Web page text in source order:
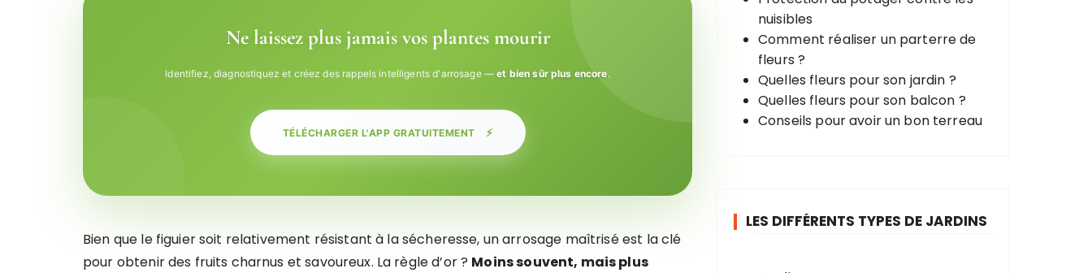
Ne laissez plus jamais vos plantes mourir
Identifiez, diagnostiquez et créez des rappels intelligents d'arrosage —et bien sûr plus encore.
TÉLÉCHARGER L'APP GRATUITEMENT ⚡
Bien que le figuier soit relativement résistant à la sécheresse, un arrosage maîtrisé est la clé
pour obtenir des fruits charnus et savoureux. La règle d’or ? Moins souvent, mais plus
nuisibles
Comment réaliser un parterre de
fleurs ?
Quelles fleurs pour son jardin ?
Quelles fleurs pour son balcon ?
Conseils pour avoir un bon terreau
LES DIFFÉRENTS TYPES DE JARDINS